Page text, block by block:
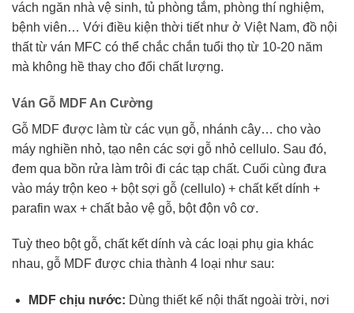
vách ngăn nhà vệ sinh, tủ phòng tắm, phòng thí nghiệm,
bệnh viên… Với điều kiện thời tiết như ở Việt Nam, đồ nội
thất từ ván MFC có thể chắc chắn tuổi thọ từ 10-20 năm
mà không hề thay cho đổi chất lượng.
Ván Gỗ MDF An Cường
Gỗ MDF được làm từ các vụn gỗ, nhánh cây… cho vào
máy nghiền nhỏ, tạo nên các sợi gỗ nhỏ cellulo. Sau đó,
đem qua bồn rửa làm trôi đi các tạp chất. Cuối cùng đưa
vào máy trộn keo + bột sợi gỗ (cellulo) + chất kết dính +
parafin wax + chất bảo vệ gỗ, bột độn vô cơ.
Tuỳ theo bột gỗ, chất kết dính và các loại phụ gia khác
nhau, gỗ MDF được chia thành 4 loại như sau:
MDF chịu nước: Dùng thiết kế nội thất ngoài trời, nơi